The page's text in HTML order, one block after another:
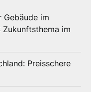
Gebäude im
im
Preisschere